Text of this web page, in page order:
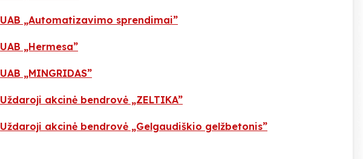
UAB „Automatizavimo sprendimai”
UAB „Hermesa”
UAB „MINGRIDAS”
Uždaroji akcinė bendrovė „ZELTIKA”
Uždaroji akcinė bendrovė „Gelgaudiškio gelžbetonis”